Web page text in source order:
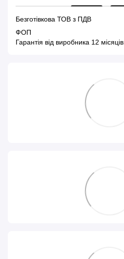
Безготівкова ТОВ з ПДВ
ФОП
Гарантія від виробника 12 місяців.